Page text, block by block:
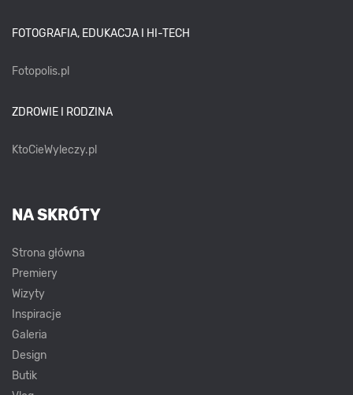
FOTOGRAFIA, EDUKACJA I HI-TECH
Fotopolis.pl
ZDROWIE I RODZINA
KtoCieWyleczy.pl
NA SKRÓTY
Strona główna
Premiery
Wizyty
Inspiracje
Galeria
Design
Butik